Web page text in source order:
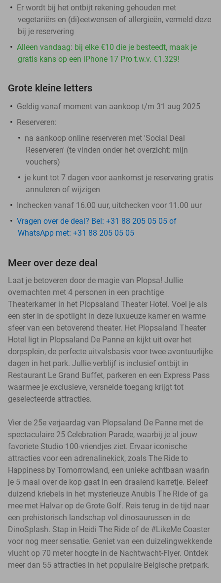
Er wordt bij het ontbijt rekening gehouden met
vegetariërs en (di)eetwensen of allergieën, vermeld deze
bij je reservering
Alleen vandaag: bij elke €10 die je besteedt, maak je
gratis kans op een iPhone 17 Pro t.w.v. €1.329!
Grote kleine letters
Geldig vanaf moment van aankoop t/m 31 aug 2025
Reserveren:
na aankoop online reserveren met 'Social Deal
Reserveren' (te vinden onder het overzicht: mijn
vouchers)
je kunt tot 7 dagen voor aankomst je reservering gratis
annuleren of wijzigen
Inchecken vanaf 16.00 uur, uitchecken voor 11.00 uur
Vragen over de deal? Bel: +31 88 205 05 05 of
WhatsApp met: +31 88 205 05 05
Meer over deze deal
Laat je betoveren door de magie van Plopsa! Jullie
overnachten met 4 personen in een prachtige
Theaterkamer in het Plopsaland Theater Hotel. Voel je als
een ster in de spotlight in deze luxueuze kamer en warme
sfeer van een betoverend theater. Het Plopsaland Theater
Hotel ligt in Plopsaland De Panne en kijkt uit over het
dorpsplein, de perfecte uitvalsbasis voor twee avontuurlijke
dagen in het park. Jullie verblijf is inclusief ontbijt in
Restaurant Le Grand Buffet, parkeren en een Express Pass
waarmee je exclusieve, versnelde toegang krijgt tot
geselecteerde attracties.
Vier de 25e verjaardag van Plopsaland De Panne met de
spectaculaire 25 Celebration Parade, waarbij je al jouw
favoriete Studio 100-vriendjes ziet. Ervaar iconische
attracties voor een adrenalinekick, zoals The Ride to
Happiness by Tomorrowland, een unieke achtbaan waarin
je 5 maal over de kop gaat in een draaiend karretje. Beleef
duizend kriebels in het mysterieuze Anubis The Ride of ga
mee met Halvar op de Grote Golf. Reis terug in de tijd naar
een prehistorisch landschap vol dinosaurussen in de
DinoSplash. Stap in Heidi The Ride of de #LikeMe Coaster
voor nog meer sensatie. Geniet van een duizelingwekkende
vlucht op 70 meter hoogte in de Nachtwacht-Flyer. Ontdek
meer dan 55 attracties in het populaire Belgische pretpark.